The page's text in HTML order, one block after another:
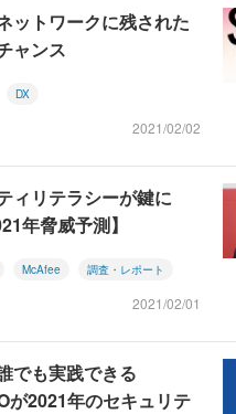
ットワークに残された
ャンス
DX
2021/02/02
ィリテラシーが鍵に
年脅威予測】
McAfee 調査・レポート
2021/02/01
でも実践できる
2021年のセキュリテ